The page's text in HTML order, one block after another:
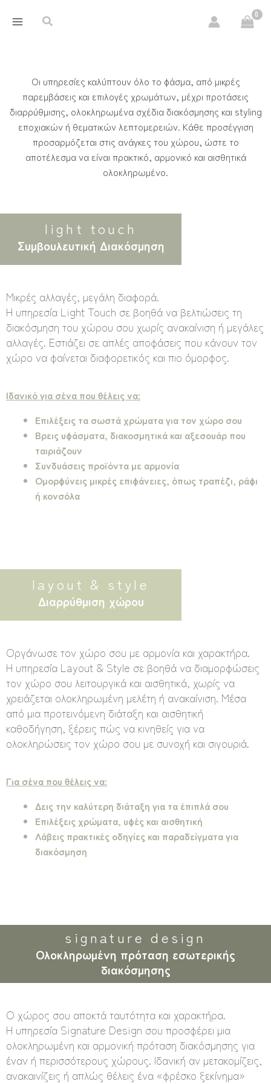
περιεχόμενο
στο
Αναζήτηση
Οι υπηρεσίες καλύπτουν όλο το φάσμα, από μικρές
παρεμβάσεις και επιλογές χρωμάτων, μέχρι προτάσεις
διαρρύθμισης, ολοκληρωμένα σχέδια διακόσμησης και styling
εποχιακών ή θεματικών λεπτομερειών. Κάθε προσέγγιση
προσαρμόζεται στις ανάγκες του χώρου, ώστε το
αποτέλεσμα να είναι πρακτικό, αρμονικό και αισθητικά
ολοκληρωμένο.
light touch
Συμβουλευτική Διακόσμηση
Μικρές αλλαγές, μεγάλη διαφορά.
Η υπηρεσία Light Touch σε βοηθά να βελτιώσεις τη
διακόσμηση του χώρου σου χωρίς ανακαίνιση ή μεγάλες
αλλαγές. Εστιάζει σε απλές αποφάσεις που κάνουν τον
χώρο να φαίνεται διαφορετικός και πιο όμορφος.
Ιδανικό για σένα που θέλεις να:
Επιλέξεις τα σωστά χρώματα για τον χώρο σου
Βρεις υφάσματα, διακοσμητικά και αξεσουάρ που
ταιριάζουν
Συνδυάσεις προϊόντα με αρμονία
Ομορφύνεις μικρές επιφάνειες, όπως τραπέζι, ράφι
ή κονσόλα
layout & style
Διαρρύθμιση χώρου
Οργάνωσε τον χώρο σου με αρμονία και χαρακτήρα.
Η υπηρεσία Layout & Style σε βοηθά να διαμορφώσεις
τον χώρο σου λειτουργικά και αισθητικά, χωρίς να
χρειάζεται ολοκληρωμένη μελέτη ή ανακαίνιση. Μέσα
από μια προτεινόμενη διάταξη και αισθητική
καθοδήγηση, ξέρεις πώς να κινηθείς για να
ολοκληρώσεις τον χώρο σου με συνοχή και σιγουριά.
Για σένα που θέλεις να:
Δεις την καλύτερη διάταξη για τα έπιπλά σου
Επιλέξεις χρώματα, υφές και αισθητική
Λάβεις πρακτικές οδηγίες και παραδείγματα για
διακόσμηση
signature design
Ολοκληρωμένη πρόταση εσωτερικής
διακόσμησης
Ο χώρος σου αποκτά ταυτότητα και χαρακτήρα.
Η υπηρεσία Signature Design σου προσφέρει μια
ολοκληρωμένη και αρμονική πρόταση διακόσμησης για
έναν ή περισσότερους χώρους. Ιδανική αν μετακομίζεις,
ανακαινίζεις ή απλώς θέλεις ένα «φρέσκο ξεκίνημα»